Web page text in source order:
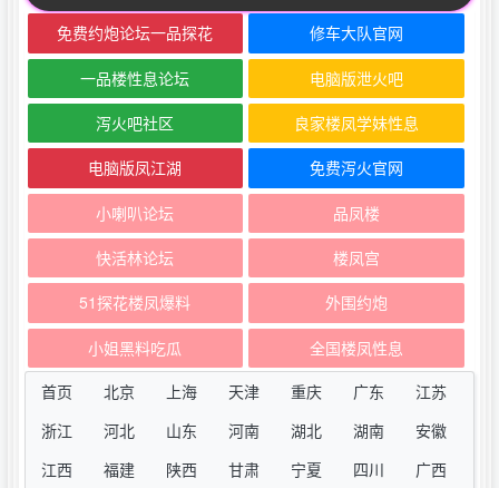
免费约炮论坛一品探花 修车大队官网
一品楼性息论坛 电脑版泄火吧
泻火吧社区 良家楼凤学妹性息
电脑版凤江湖 免费泻火官网
小喇叭论坛 品凤楼
快活林论坛 楼凤宫
51探花楼凤爆料 外围约炮
小姐黑料吃瓜
全国楼凤性息
首页
北京 上海 天津 重庆 广东
江苏
浙江
河北 山东 河南 湖北 湖南
安徽
江西
福建 陕西 甘肃 宁夏 四川
广西